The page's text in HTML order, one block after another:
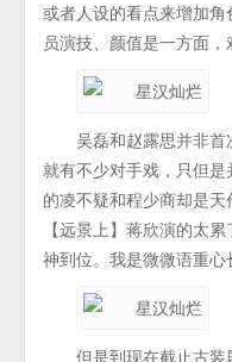
或者人设的看点来增加
员演技、颜值是一方面，
吴磊和赵露思并非
就有不少对手戏，只但
的凌不疑和程少商却是天
【远景上】蒋欣演的太
神到位。我是微微语重心
但是到现在截止古